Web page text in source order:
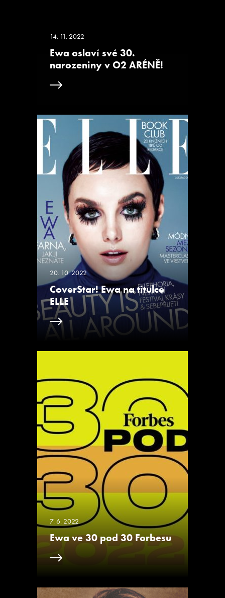
14. 11. 2022
Ewa oslaví své 30.
narozeniny v O2 ARÉNĚ!
20. 10. 2022
CoverStar! Ewa na titulce
ELLE
7. 6. 2022
Ewa ve 30 pod 30 Forbesu